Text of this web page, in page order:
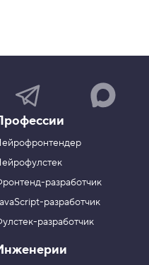
а
к
н
а
в
e
e
Н
а
ш
в
A
разработчик
разработчик
разработчик